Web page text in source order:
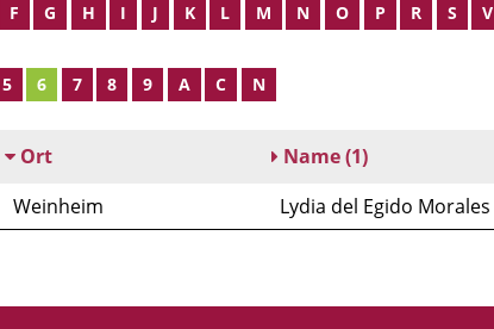
F G H I J K L M N O P R S V
5 6 7 8 9 A C N
Ort Name(1)
Weinheim Lydia del Egido Morales